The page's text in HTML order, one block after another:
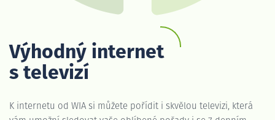
Výhodný internet
s televizí
K internetu od WIA si můžete pořídit i skvělou televizi, která